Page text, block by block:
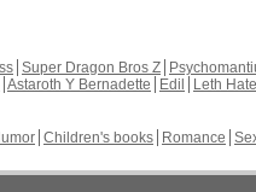
Super Dragon Bros Z
Astaroth Y Bernadette Edil
Leth Hate
Children's books Romance